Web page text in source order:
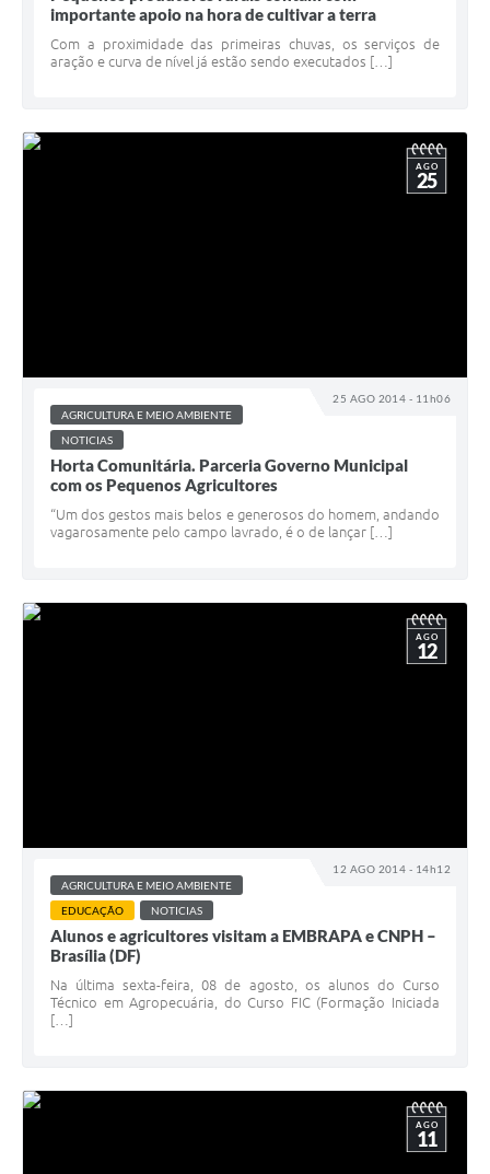
importante apoio na hora de cultivar a terra
Com a proximidade das primeiras chuvas, os serviços de
aração e curva de nível já estão sendo executados […]
25 AGO 2014 - 11h06
AGO
25
AGRICULTURA E MEIO AMBIENTE
NOTICIAS
Horta Comunitária. Parceria Governo Municipal
com os Pequenos Agricultores
“Um dos gestos mais belos e generosos do homem, andando
vagarosamente pelo campo lavrado, é o de lançar […]
12 AGO 2014 - 14h12
AGO
12
AGRICULTURA E MEIO AMBIENTE
EDUCAÇÃO
NOTICIAS
Alunos e agricultores visitam a EMBRAPA e CNPH –
Brasília (DF)
Na última sexta-feira, 08 de agosto, os alunos do Curso
Técnico em Agropecuária, do Curso FIC (Formação Iniciada
[…]
AGO
11